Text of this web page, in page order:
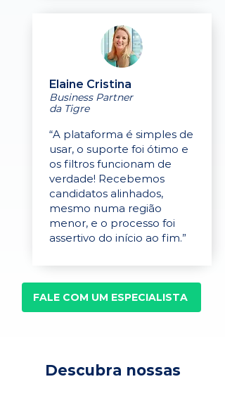
Elaine Cristina
Business Partner
da Tigre
“A plataforma é simples de
usar, o suporte foi ótimo e
os filtros funcionam de
verdade! Recebemos
candidatos alinhados,
mesmo numa região
menor, e o processo foi
assertivo do início ao fim.”
FALE COM UM ESPECIALISTA
Descubra nossas